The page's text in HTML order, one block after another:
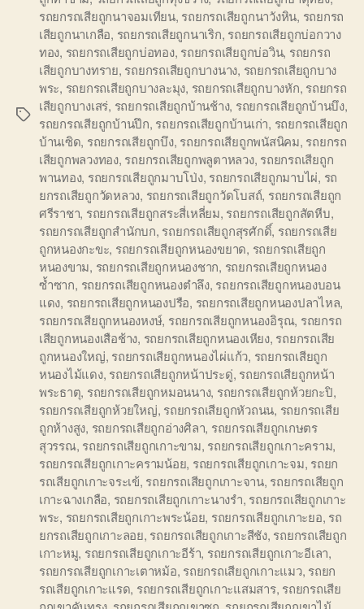
Tags
รถยกรถเสียถูกนาจอมเทียน, รถยกรถเสียถูกนาวังหิน, รถยกรถ
เสียถูกนาเกลือ, รถยกรถเสียถูกนาเริก, รถยกรถเสียถูกบ่อกวาง
ทอง, รถยกรถเสียถูกบ่อทอง, รถยกรถเสียถูกบ่อวิน, รถยกรถ
เสียถูกบางทราย, รถยกรถเสียถูกบางนาง, รถยกรถเสียถูกบาง
พระ, รถยกรถเสียถูกบางละมุง, รถยกรถเสียถูกบางหัก, รถยกรถ
เสียถูกบางเสร่, รถยกรถเสียถูกบ้านช้าง, รถยกรถเสียถูกบ้านบึง,
รถยกรถเสียถูกบ้านปึก, รถยกรถเสียถูกบ้านเก่า, รถยกรถเสียถูก
บ้านเซิด, รถยกรถเสียถูกบึง, รถยกรถเสียถูกพนัสนิคม, รถยกรถ
เสียถูกพลวงทอง, รถยกรถเสียถูกพลูตาหลวง, รถยกรถเสียถูก
พานทอง, รถยกรถเสียถูกมาบโป่ง, รถยกรถเสียถูกมาบไผ่, รถ
ยกรถเสียถูกวัดหลวง, รถยกรถเสียถูกวัดโบสถ์, รถยกรถเสียถูก
ศรีราชา, รถยกรถเสียถูกสระสี่เหลี่ยม, รถยกรถเสียถูกสัตหีบ,
รถยกรถเสียถูกสำนักบก, รถยกรถเสียถูกสุรศักดิ์, รถยกรถเสีย
ถูกหนองกะขะ, รถยกรถเสียถูกหนองขยาด, รถยกรถเสียถูก
หนองขาม, รถยกรถเสียถูกหนองชาก, รถยกรถเสียถูกหนอง
ซ้ำซาก, รถยกรถเสียถูกหนองตำลึง, รถยกรถเสียถูกหนองบอน
แดง, รถยกรถเสียถูกหนองปรือ, รถยกรถเสียถูกหนองปลาไหล,
รถยกรถเสียถูกหนองหงษ์, รถยกรถเสียถูกหนองอิรุณ, รถยกรถ
เสียถูกหนองเสือช้าง, รถยกรถเสียถูกหนองเหียง, รถยกรถเสีย
ถูกหนองใหญ่, รถยกรถเสียถูกหนองไผ่แก้ว, รถยกรถเสียถูก
หนองไม้แดง, รถยกรถเสียถูกหน้าประดู่, รถยกรถเสียถูกหน้า
พระธาตุ, รถยกรถเสียถูกหมอนนาง, รถยกรถเสียถูกห้วยกะปิ,
รถยกรถเสียถูกห้วยใหญ่, รถยกรถเสียถูกหัวถนน, รถยกรถเสีย
ถูกห้างสูง, รถยกรถเสียถูกอ่างศิลา, รถยกรถเสียถูกเกษตร
สุวรรณ, รถยกรถเสียถูกเกาะขาม, รถยกรถเสียถูกเกาะคราม,
รถยกรถเสียถูกเกาะครามน้อย, รถยกรถเสียถูกเกาะจม, รถยก
รถเสียถูกเกาะจระเข้, รถยกรถเสียถูกเกาะจาน, รถยกรถเสียถูก
เกาะฉางเกลือ, รถยกรถเสียถูกเกาะนางรำ, รถยกรถเสียถูกเกาะ
พระ, รถยกรถเสียถูกเกาะพระน้อย, รถยกรถเสียถูกเกาะยอ, รถ
ยกรถเสียถูกเกาะลอย, รถยกรถเสียถูกเกาะสีชัง, รถยกรถเสียถูก
เกาะหมู, รถยกรถเสียถูกเกาะอีร้า, รถยกรถเสียถูกเกาะอีเลา,
รถยกรถเสียถูกเกาะเตาหม้อ, รถยกรถเสียถูกเกาะแมว, รถยก
รถเสียถูกเกาะแรด, รถยกรถเสียถูกเกาะแสมสาร, รถยกรถเสีย